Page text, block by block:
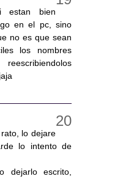
estan bien
en el pc, sino
no es que sean
los nombres
lo dejare
lo intento de
dejarlo escrito,